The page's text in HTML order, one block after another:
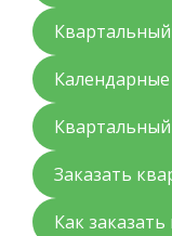
Заказать
Как